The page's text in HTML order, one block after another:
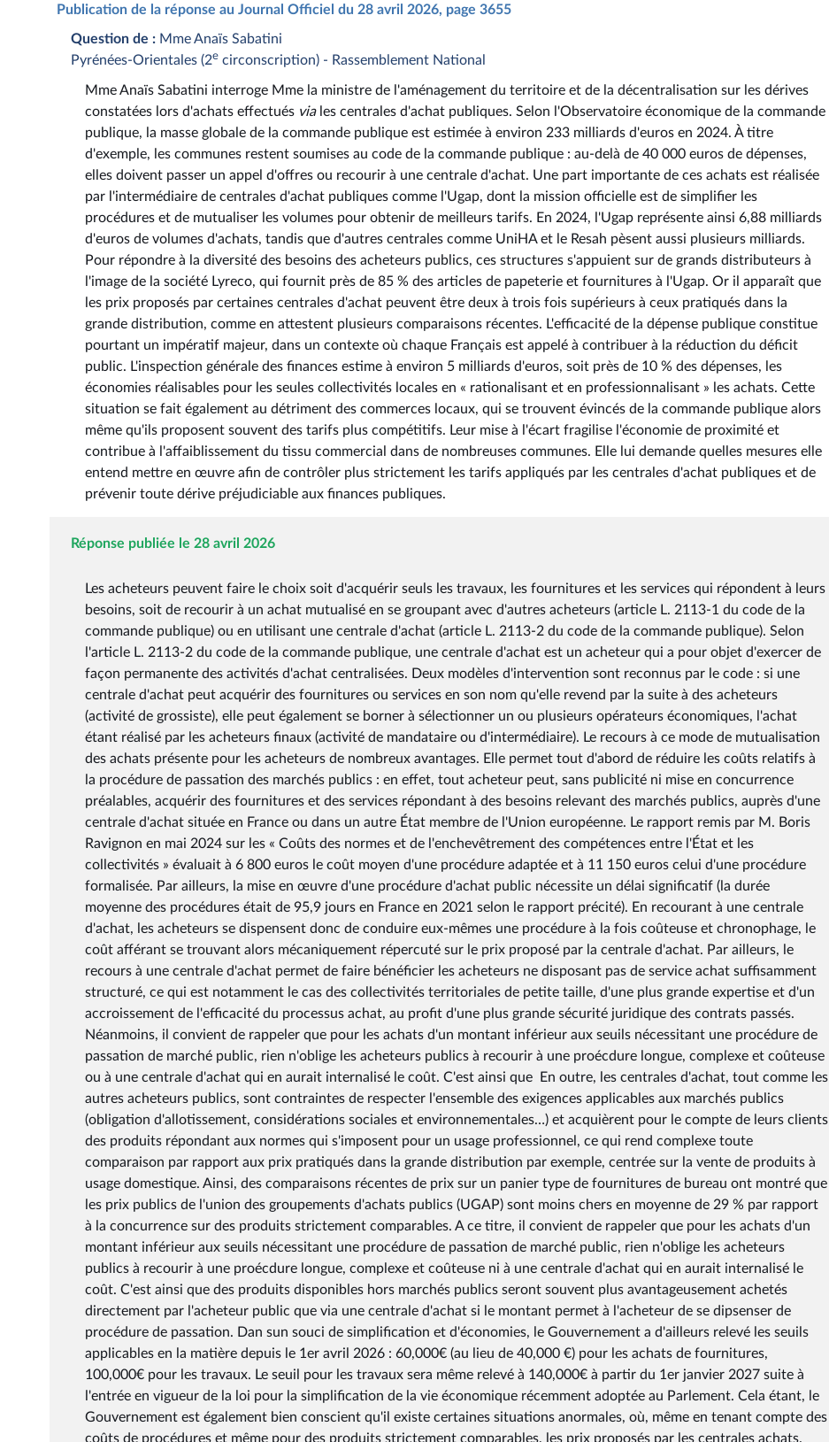
Publication de la réponse au Journal Officiel du 28 avril 2026, page 3655
Question de : Mme Anaïs Sabatini
Pyrénées-Orientales (2e circonscription) - Rassemblement National
Mme Anaïs Sabatini interroge Mme la ministre de l'aménagement du territoire et de la décentralisation sur les dérives
constatées lors d'achats effectués viales centrales d'achat publiques. Selon l'Observatoire économique de la commande
publique, la masse globale de la commande publique est estimée à environ 233 milliards d'euros en 2024. À titre
d'exemple, les communes restent soumises au code de la commande publique : au-delà de 40 000 euros de dépenses,
elles doivent passer un appel d'offres ou recourir à une centrale d'achat. Une part importante de ces achats est réalisée
par l'intermédiaire de centrales d'achat publiques comme l'Ugap, dont la mission officielle est de simplifier les
procédures et de mutualiser les volumes pour obtenir de meilleurs tarifs. En 2024, l'Ugap représente ainsi 6,88 milliards
d'euros de volumes d'achats, tandis que d'autres centrales comme UniHA et le Resah pèsent aussi plusieurs milliards.
Pour répondre à la diversité des besoins des acheteurs publics, ces structures s'appuient sur de grands distributeurs à
l'image de la société Lyreco, qui fournit près de 85 % des articles de papeterie et fournitures à l'Ugap. Or il apparaît que
les prix proposés par certaines centrales d'achat peuvent être deux à trois fois supérieurs à ceux pratiqués dans la
grande distribution, comme en attestent plusieurs comparaisons récentes. L'efficacité de la dépense publique constitue
pourtant un impératif majeur, dans un contexte où chaque Français est appelé à contribuer à la réduction du déficit
public. L'inspection générale des finances estime à environ 5 milliards d'euros, soit près de 10 % des dépenses, les
économies réalisables pour les seules collectivités locales en « rationalisant et en professionnalisant » les achats. Cette
situation se fait également au détriment des commerces locaux, qui se trouvent évincés de la commande publique alors
même qu'ils proposent souvent des tarifs plus compétitifs. Leur mise à l'écart fragilise l'économie de proximité et
contribue à l'affaiblissement du tissu commercial dans de nombreuses communes. Elle lui demande quelles mesures elle
entend mettre en œuvre afin de contrôler plus strictement les tarifs appliqués par les centrales d'achat publiques et de
prévenir toute dérive préjudiciable aux finances publiques.
Réponse publiée le 28 avril 2026
Les acheteurs peuvent faire le choix soit d'acquérir seuls les travaux, les fournitures et les services qui répondent à leurs
besoins, soit de recourir à un achat mutualisé en se groupant avec d'autres acheteurs (article L. 2113-1 du code de la
commande publique) ou en utilisant une centrale d'achat (article L. 2113-2 du code de la commande publique). Selon
l'article L. 2113-2 du code de la commande publique, une centrale d'achat est un acheteur qui a pour objet d'exercer de
façon permanente des activités d'achat centralisées. Deux modèles d'intervention sont reconnus par le code : si une
centrale d'achat peut acquérir des fournitures ou services en son nom qu'elle revend par la suite à des acheteurs
(activité de grossiste), elle peut également se borner à sélectionner un ou plusieurs opérateurs économiques, l'achat
étant réalisé par les acheteurs finaux (activité de mandataire ou d'intermédiaire). Le recours à ce mode de mutualisation
des achats présente pour les acheteurs de nombreux avantages. Elle permet tout d'abord de réduire les coûts relatifs à
la procédure de passation des marchés publics : en effet, tout acheteur peut, sans publicité ni mise en concurrence
préalables, acquérir des fournitures et des services répondant à des besoins relevant des marchés publics, auprès d'une
centrale d'achat située en France ou dans un autre État membre de l'Union européenne. Le rapport remis par M. Boris
Ravignon en mai 2024 sur les « Coûts des normes et de l'enchevêtrement des compétences entre l'État et les
collectivités » évaluait à 6 800 euros le coût moyen d'une procédure adaptée et à 11 150 euros celui d'une procédure
formalisée. Par ailleurs, la mise en œuvre d'une procédure d'achat public nécessite un délai significatif (la durée
moyenne des procédures était de 95,9 jours en France en 2021 selon le rapport précité). En recourant à une centrale
d'achat, les acheteurs se dispensent donc de conduire eux-mêmes une procédure à la fois coûteuse et chronophage, le
coût afférant se trouvant alors mécaniquement répercuté sur le prix proposé par la centrale d'achat. Par ailleurs, le
recours à une centrale d'achat permet de faire bénéficier les acheteurs ne disposant pas de service achat suffisamment
structuré, ce qui est notamment le cas des collectivités territoriales de petite taille, d'une plus grande expertise et d'un
accroissement de l'efficacité du processus achat, au profit d'une plus grande sécurité juridique des contrats passés.
Néanmoins, il convient de rappeler que pour les achats d'un montant inférieur aux seuils nécessitant une procédure de
passation de marché public, rien n'oblige les acheteurs publics à recourir à une proécdure longue, complexe et coûteuse
ou à une centrale d'achat qui en aurait internalisé le coût. C'est ainsi que En outre, les centrales d'achat, tout comme les
autres acheteurs publics, sont contraintes de respecter l'ensemble des exigences applicables aux marchés publics
(obligation d'allotissement, considérations sociales et environnementales…) et acquièrent pour le compte de leurs clients
des produits répondant aux normes qui s'imposent pour un usage professionnel, ce qui rend complexe toute
comparaison par rapport aux prix pratiqués dans la grande distribution par exemple, centrée sur la vente de produits à
usage domestique. Ainsi, des comparaisons récentes de prix sur un panier type de fournitures de bureau ont montré que
les prix publics de l'union des groupements d'achats publics (UGAP) sont moins chers en moyenne de 29 % par rapport
à la concurrence sur des produits strictement comparables. A ce titre, il convient de rappeler que pour les achats d'un
montant inférieur aux seuils nécessitant une procédure de passation de marché public, rien n'oblige les acheteurs
publics à recourir à une proécdure longue, complexe et coûteuse ni à une centrale d'achat qui en aurait internalisé le
coût. C'est ainsi que des produits disponibles hors marchés publics seront souvent plus avantageusement achetés
directement par l'acheteur public que via une centrale d'achat si le montant permet à l'acheteur de se dipsenser de
procédure de passation. Dan sun souci de simplification et d'économies, le Gouvernement a d'ailleurs relevé les seuils
applicables en la matière depuis le 1er avril 2026 : 60,000€ (au lieu de 40,000 €) pour les achats de fournitures,
100,000€ pour les travaux. Le seuil pour les travaux sera même relevé à 140,000€ à partir du 1er janvier 2027 suite à
l'entrée en vigueur de la loi pour la simplification de la vie économique récemment adoptée au Parlement. Cela étant, le
Gouvernement est également bien conscient qu'il existe certaines situations anormales, où, même en tenant compte des
coûts de procédures et même pour des produits strictement comparables, les prix proposés par les centrales achats.